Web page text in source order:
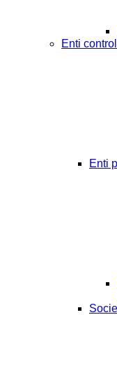
Enti
Enti